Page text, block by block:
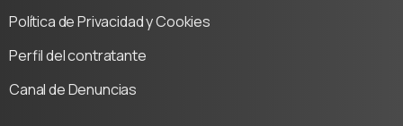
Política de Privacidad y Cookies
Perfil del contratante
Canal de Denuncias